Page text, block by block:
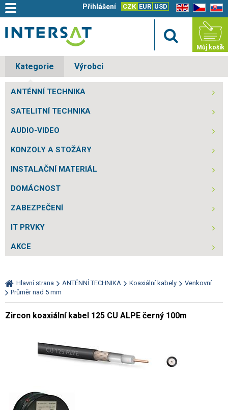
EN CZ SK
CZK EUR USD
Přihlášení
Můj košík
Kategorie Výrobci
ANTÉNNÍ TECHNIKA
SATELITNÍ TECHNIKA
AUDIO-VIDEO
KONZOLY A STOŽÁRY
INSTALAČNÍ MATERIÁL
DOMÁCNOST
ZABEZPEČENÍ
IT PRVKY
AKCE
Hlavní strana ANTÉNNÍ TECHNIKA Koaxiální kabely
Venkovní
Průměr nad 5 mm
Zircon koaxiální kabel 125 CU ALPE černý 100m